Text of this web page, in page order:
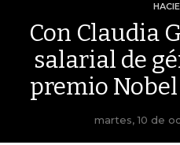
Con Claudia
salarial de
premio
martes, 10 de